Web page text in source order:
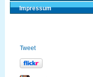
Impressum
Tweet